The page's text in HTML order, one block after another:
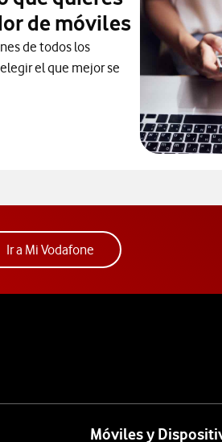
de móviles
de todos los
el que mejor se
elegir un modelo de móvil antes de
Ir a Mi VodafoneAcceder a la app Mi
Móviles y